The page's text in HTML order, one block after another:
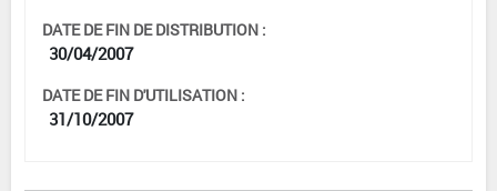
DATE DE FIN DE DISTRIBUTION :
30/04/2007
DATE DE FIN D'UTILISATION :
31/10/2007